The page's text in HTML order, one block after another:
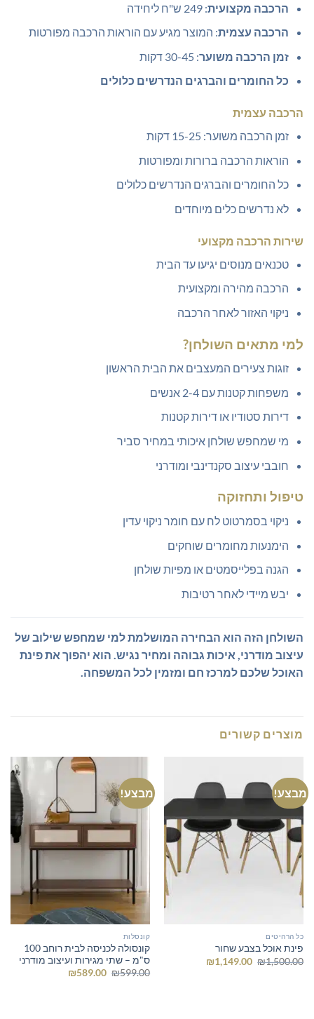
הרכבה מקצועית: 249 ש"ח ליחידה
הרכבה עצמית: המוצר מגיע עם הוראות הרכבה מפורטות
זמן הרכבה משוער: 30-45 דקות
כל החומרים והברגים הנדרשים כלולים
הרכבה עצמית
זמן הרכבה משוער: 15-25 דקות
הוראות הרכבה ברורות ומפורטות
כל החומרים והברגים הנדרשים כלולים
לא נדרשים כלים מיוחדים
שירות הרכבה מקצועי
טכנאים מנוסים יגיעו עד הבית
הרכבה מהירה ומקצועית
ניקוי האזור לאחר הרכבה
למי מתאים השולחן?
זוגות צעירים המעצבים את הבית הראשון
משפחות קטנות עם 2-4 אנשים
דירות סטודיו או דירות קטנות
מי שמחפש שולחן איכותי במחיר סביר
חובבי עיצוב סקנדינבי ומודרני
טיפול ותחזוקה
ניקוי בסמרטוט לח עם חומר ניקוי עדין
הימנעות מחומרים שוחקים
הגנה בפלייסמטים או מפיות שולחן
יבש מיידי לאחר רטיבות
השולחן הזה הוא הבחירה המושלמת למי שמחפש שילוב של
עיצוב מודרני, איכות גבוהה ומחיר נגיש. הוא יהפוך את פינת
האוכל שלכם למרכז חם ומזמין לכל המשפחה.
מוצרים קשורים
מבצע!
כל הרהיטים
פינת אוכל בצבע שחור
₪1,500.00
המחיר
₪1,149.00
המחיר
מבצע!
קונסלות
קונסולה לכניסה לבית רוחב 100
ס"מ – שתי מגירות ועיצוב מודרני
₪599.00
המחיר ₪589.00
המחיר